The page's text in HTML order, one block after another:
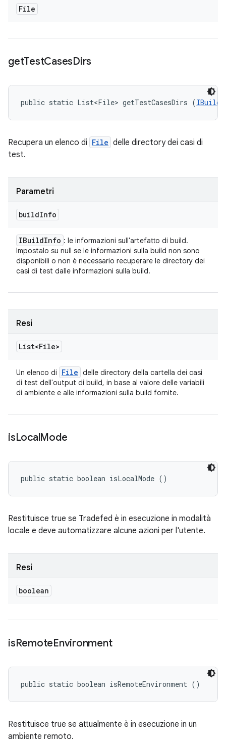
File
getTestCasesDirs
public static List<File> getTestCasesDirs (
Recupera un elenco di File delle directory dei casi di
test.
Parametri
buildInfo
IBuildInfo : le informazioni sull'artefatto di build.
Impostalo su null se le informazioni sulla build non sono
disponibili o non è necessario recuperare le directory dei
casi di test dalle informazioni sulla build.
Resi
List<File>
Un elenco di File delle directory della cartella dei casi
di test dell'output di build, in base al valore delle variabili
di ambiente e alle informazioni sulla build fornite.
isLocalMode
public static boolean isLocalMode ()
Restituisce true se Tradefed è in esecuzione in modalità
locale e deve automatizzare alcune azioni per l'utente.
Resi
boolean
isRemoteEnvironment
public static boolean isRemoteEnvironment ()
Restituisce true se attualmente è in esecuzione in un
ambiente remoto.